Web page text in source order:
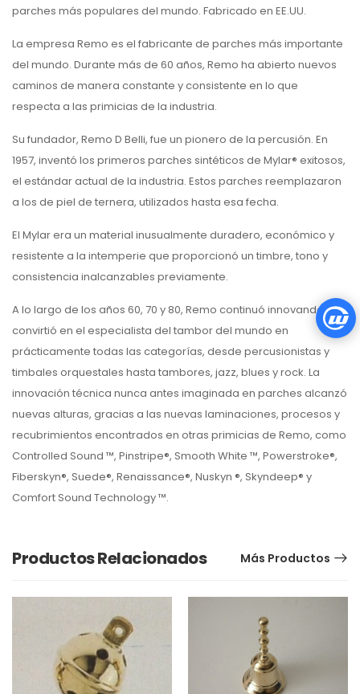
parches más populares del mundo. Fabricado en EE.UU.
La empresa Remo es el fabricante de parches más importante
del mundo. Durante más de 60 años, Remo ha abierto nuevos
caminos de manera constante y consistente en lo que
respecta a las primicias de la industria.
Su fundador, Remo D Belli, fue un pionero de la percusión. En
1957, inventó los primeros parches sintéticos de Mylar® exitosos,
el estándar actual de la industria. Estos parches reemplazaron
a los de piel de ternera, utilizados hasta esa fecha.
El Mylar era un material inusualmente duradero, económico y
resistente a la intemperie que proporcionó un timbre, tono y
consistencia inalcanzables previamente.
A lo largo de los años 60, 70 y 80, Remo continuó innovando y se
convirtió en el especialista del tambor del mundo en
prácticamente todas las categorías, desde percusionistas y
timbales orquestales hasta tambores, jazz, blues y rock. La
innovación técnica nunca antes imaginada en parches alcanzó
nuevas alturas, gracias a las nuevas laminaciones, procesos y
recubrimientos encontrados en otras primicias de Remo, como
Controlled Sound ™, Pinstripe®, Smooth White ™, Powerstroke®,
Fiberskyn®, Suede®, Renaissance®, Nuskyn ®, Skyndeep® y
Comfort Sound Technology ™.
Productos Relacionados Más Productos